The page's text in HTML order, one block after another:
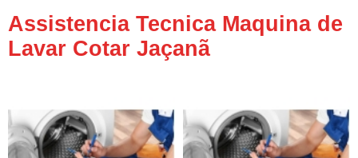
Assistencia Tecnica Maquina de
Lavar Cotar Jaçanã